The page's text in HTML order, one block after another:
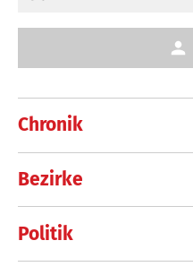
Chronik
Bezirke
Politik